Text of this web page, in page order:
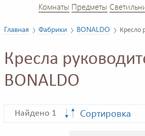
Комнаты Предметы
Главная Фабрики BONALDO Кресло
Кресла
BONALDO
Найдено 1 Сортировка